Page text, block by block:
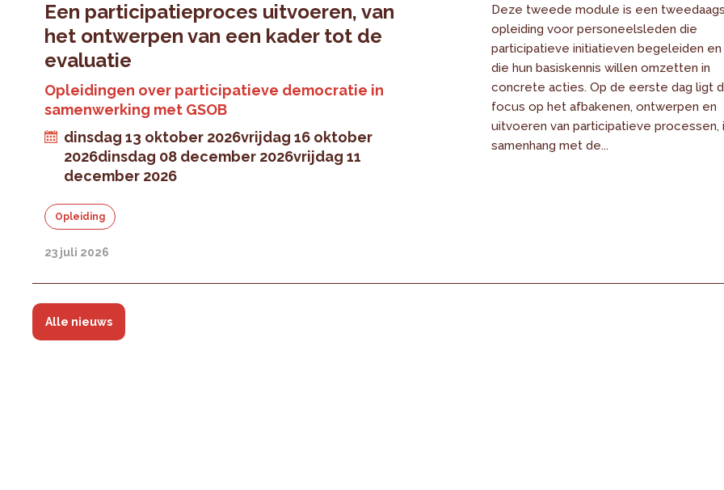
Een participatieproces uitvoeren, van
het ontwerpen van een kader tot de
evaluatie
Opleidingen over participatieve democratie in
samenwerking met GSOB
dinsdag 13 oktober 2026vrijdag 16 oktober
2026dinsdag 08 december 2026vrijdag 11
december 2026
Opleiding
23 juli 2026
Deze tweede module is een
opleiding voor personeelsleden die
participatieve initiatieven begeleiden en
die hun basiskennis willen omzetten in
concrete acties. Op de eerste dag ligt
focus op het afbakenen, ontwerpen en
uitvoeren van participatieve processen,
samenhang met de...
Alle nieuws